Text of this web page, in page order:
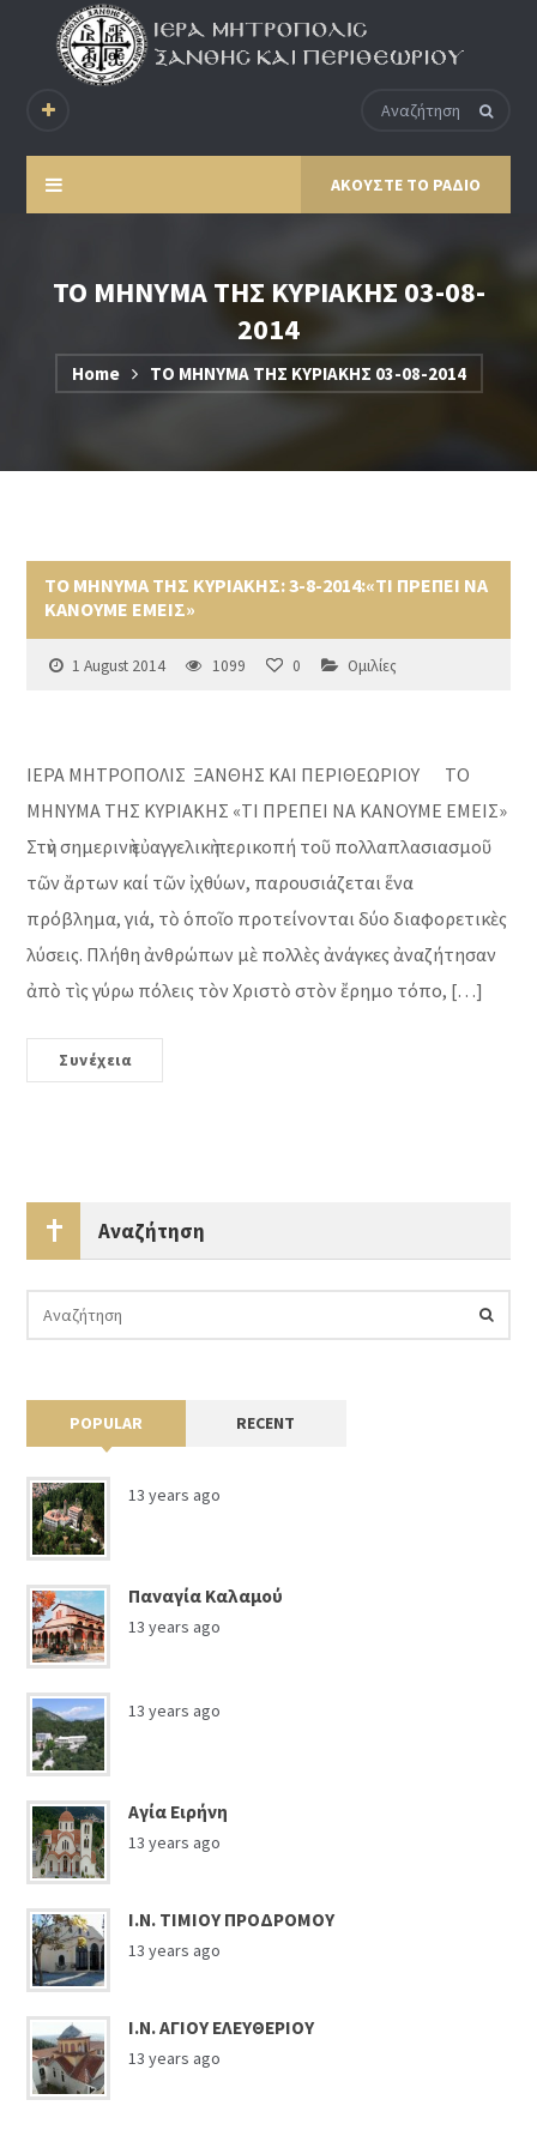
ΑΚΟΥΣΤΕ ΤΟ ΡΑΔΙΟ
ΤΟ ΜΗΝΥΜΑ ΤΗΣ ΚΥΡΙΑΚΗΣ 03-08-
2014
Home ΤΟ ΜΗΝΥΜΑ ΤΗΣ ΚΥΡΙΑΚΗΣ 03-08-2014
ΤΟ ΜΗΝΥΜΑ ΤΗΣ ΚΥΡΙΑΚΗΣ: 3-8-2014:«ΤΙ ΠΡΕΠΕΙ ΝΑ
ΚΑΝΟΥΜΕ ΕΜΕΙΣ»
1 August 2014 1099 0 Ομιλίες
ΙΕΡΑ ΜΗΤΡΟΠΟΛΙΣ ΞΑΝΘΗΣ ΚΑΙ ΠΕΡΙΘΕΩΡΙΟΥ ΤΟ
ΜΗΝΥΜΑ ΤΗΣ ΚΥΡΙΑΚΗΣ «ΤΙ ΠΡΕΠΕΙ ΝΑ ΚΑΝΟΥΜΕ ΕΜΕΙΣ»
Στὴν σημερινὴ εὐαγγελικὴ περικοπή τοῦ πολλαπλασιασμοῦ
τῶν ἄρτων καί τῶν ἰχθύων, παρουσιάζεται ἕνα
πρόβλημα, γιά, τὸ ὁποῖο προτείνονται δύο διαφορετικὲς
λύσεις. Πλήθη ἀνθρώπων μὲ πολλὲς ἀνάγκες ἀναζήτησαν
ἀπὸ τὶς γύρω πόλεις τὸν Χριστὸ στὸν ἔρημο τόπο, […]
Συνέχεια
Αναζήτηση
POPULAR RECENT
13 years ago
Παναγία Καλαμού
13 years ago
13 years ago
Αγία Ειρήνη
13 years ago
Ι.Ν. ΤΙΜΙΟΥ ΠΡΟΔΡΟΜΟΥ
13 years ago
Ι.Ν. ΑΓΙΟΥ ΕΛΕΥΘΕΡΙΟΥ
13 years ago